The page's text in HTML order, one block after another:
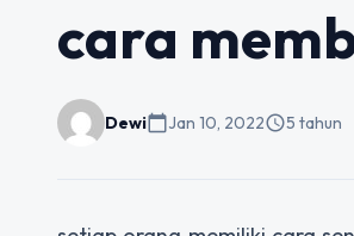
cara
Dewicalendar_todayJan 10, 2022schedule5 tahun